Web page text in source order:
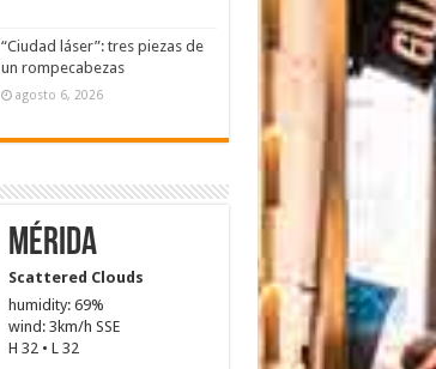
“Ciudad láser”: tres piezas de
un rompecabezas
agosto 6, 2026
Mérida
Scattered Clouds
humidity: 69%
wind: 3km/h SSE
H 32 • L 32